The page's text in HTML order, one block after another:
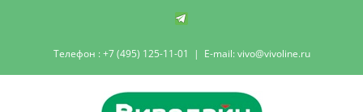
content
Телеграм-
Телефон : +7 (495) 125-11-01 | E-mail: vivo@vivoline.ru